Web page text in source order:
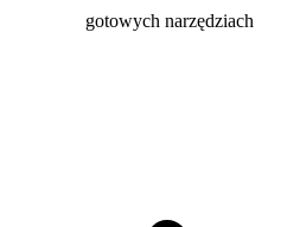
gotowych narzędziach